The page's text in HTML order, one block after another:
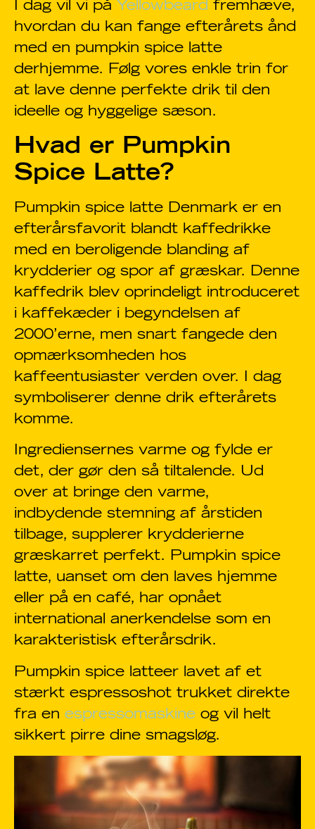
I dag vil vi på Yellowbeard fremhæve,
hvordan du kan fange efterårets ånd
med en pumpkin spice latte
derhjemme. Følg vores enkle trin for
at lave denne perfekte drik til den
ideelle og hyggelige sæson.
Hvad er Pumpkin
Spice Latte?
Pumpkin spice latte Denmark er en
efterårsfavorit blandt kaffedrikke
med en beroligende blanding af
krydderier og spor af græskar. Denne
kaffedrik blev oprindeligt introduceret
i kaffekæder i begyndelsen af
2000’erne, men snart fangede den
opmærksomheden hos
kaffeentusiaster verden over. I dag
symboliserer denne drik efterårets
komme.
Ingrediensernes varme og fylde er
det, der gør den så tiltalende. Ud
over at bringe den varme,
indbydende stemning af årstiden
tilbage, supplerer krydderierne
græskarret perfekt. Pumpkin spice
latte, uanset om den laves hjemme
eller på en café, har opnået
international anerkendelse som en
karakteristisk efterårsdrik.
Pumpkin spice latteer lavet af et
stærkt espressoshot trukket direkte
fra en espressomaskine og vil helt
sikkert pirre dine smagsløg.